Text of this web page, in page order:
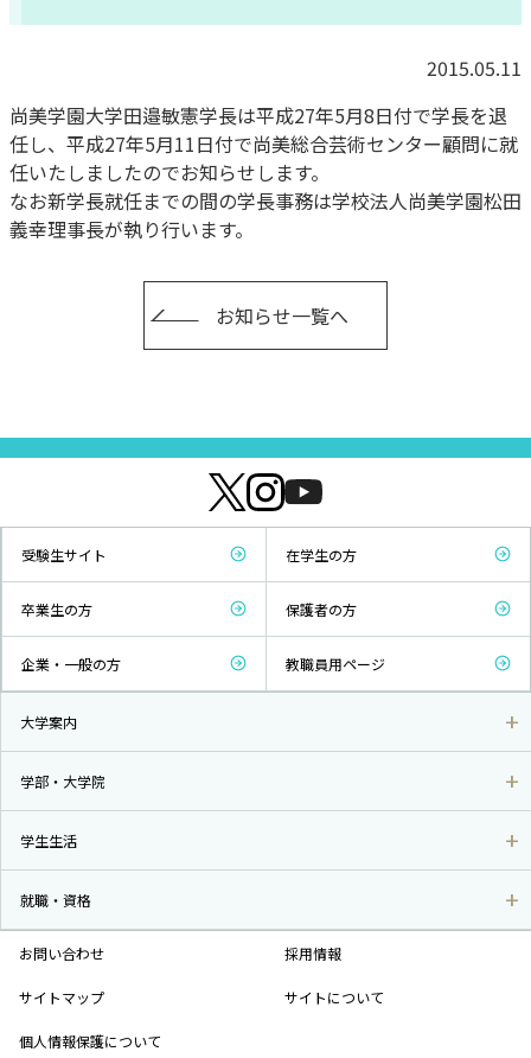
2015.05.11
尚美学園大学田邉敏憲学長は平成27年5月8日付で学長を退
任し、平成27年5月11日付で尚美総合芸術センター顧問に就
任いたしましたのでお知らせします。
なお新学長就任までの間の学長事務は学校法人尚美学園松田
義幸理事長が執り行います。
お知らせ一覧へ
受験生サイト 在学生の方
卒業生の方 保護者の方
企業・一般の方 教職員用ページ
大学案内
学部・大学院
学生生活
就職・資格
お問い合わせ 採用情報
サイトマップ サイトについて
個人情報保護について